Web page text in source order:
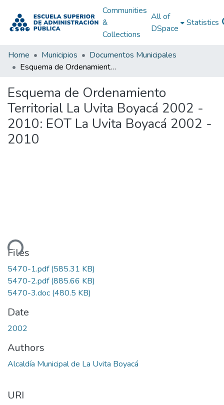
Communities
&
Collections
All of
DSpace
Statistics
Home Municipios
Documentos Municipales
Esquema de Ordenamiento Territorial La Uvita Boyacá 2002 - 2010: EOT La Uvita Boyacá 2002 - 2010
Esquema de Ordenamiento
Territorial La Uvita Boyacá 2002 -
2010: EOT La Uvita Boyacá 2002 -
2010
Files
5470-1.pdf(585.31 KB)
5470-2.pdf(885.66 KB)
5470-3.doc (480.5 KB)
Date
2002
Authors
Alcaldía Municipal de La Uvita Boyacá
URI